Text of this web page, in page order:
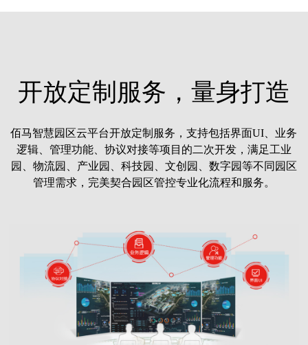
开放定制服务，量身打造
佰马智慧园区云平台开放定制服务，支持包括界面UI、业务
逻辑、管理功能、协议对接等项目的二次开发，满足工业
园、物流园、产业园、科技园、文创园、数字园等不同园区
管理需求，完美契合园区管控专业化流程和服务。